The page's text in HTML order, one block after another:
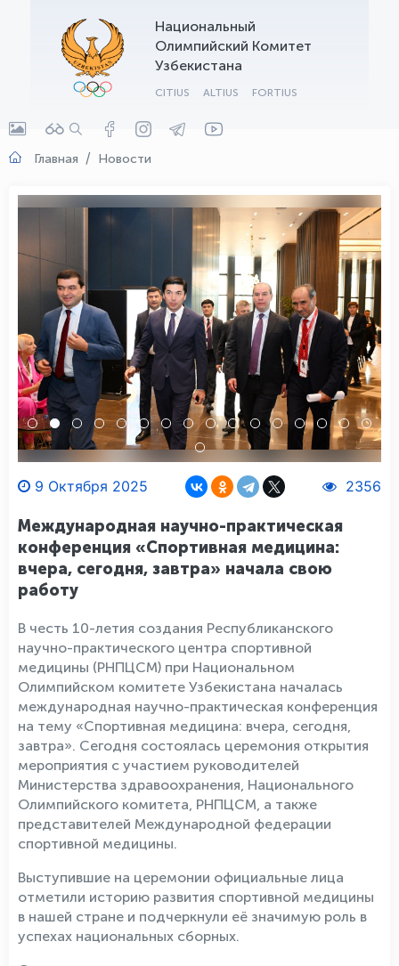
Национальный
Олимпийский Комитет
Узбекистана
CITIUS ALTIUS FORTIUS
Главная Новости
9 Октября 2025 2356
Международная научно-практическая
конференция «Спортивная медицина:
вчера, сегодня, завтра» начала свою
работу
В честь 10-летия создания Республиканского
научно-практического центра спортивной
медицины (РНПЦСМ) при Национальном
Олимпийском комитете Узбекистана началась
международная научно-практическая конференция
на тему «Спортивная медицина: вчера, сегодня,
завтра». Сегодня состоялась церемония открытия
мероприятия с участием руководителей
Министерства здравоохранения, Национального
Олимпийского комитета, РНПЦСМ, а также
представителей Международной федерации
спортивной медицины.
Выступившие на церемонии официальные лица
отметили историю развития спортивной медицины
в нашей стране и подчеркнули её значимую роль в
успехах национальных сборных.
OLYMPCHIK AI - yordamchi
Онлайн · olympic.uz